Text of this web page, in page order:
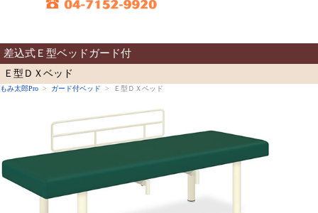
差込式Ｅ型ベッドガード付
Ｅ型ＤＸベッド
もみ太郎Pro > ガード付ベッド > Ｅ型ＤＸベッド